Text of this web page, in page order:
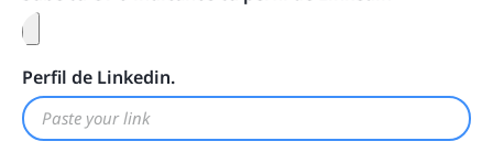
Perfil de Linkedin.